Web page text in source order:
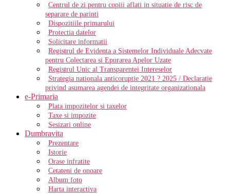
Centrul de zi pentru copiii aflati in situatie de risc de
separare de parinti
Dispozitiile primarului
Protectia datelor
Solicitare informatii
Registrul de Evidenta a Sistemelor Individuale Adecvate
pentru Colectarea si Epurarea Apelor Uzate
Registrul Unic al Transparentei Intereselor
Strategia nationala anticoruptie 2021 ? 2025 / Declaratie
privind asumarea agendei de integritate organizationala
e-Primaria
Plata impozitelor si taxelor
Taxe si impozite
Sesizari online
Dumbravita
Prezentare
Istorie
Orase infratite
Cetateni de onoare
Album foto
Harta interactiva